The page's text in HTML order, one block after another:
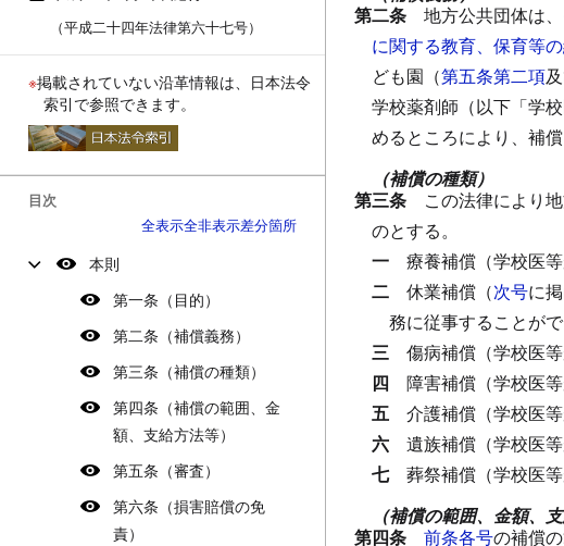
（平成二十四年法律第六十七号）
※掲載されていない沿革情報は、日本法令
索引で参照できます。
目次
全表示全非表示差分箇所
本則
第一条（目的）
第二条（補償義務）
第三条（補償の種類）
第四条（補償の範囲、金
額、支給方法等）
第五条（審査）
第六条（損害賠償の免
責）
第二条 地方公共団体は
に関する教育、保育等
ども園（第五条第二項
学校薬剤師（以下「学
めるところにより、補
（補償の種類）
第三条 この法律により
のとする。
一 療養補償（学校医
二 休業補償（次号に
務に従事することが
三 傷病補償（学校医
四 障害補償（学校医
五 介護補償（学校医
六 遺族補償（学校医
七 葬祭補償（学校医
（補償の範囲、金額、
第四条 前条各号の補償